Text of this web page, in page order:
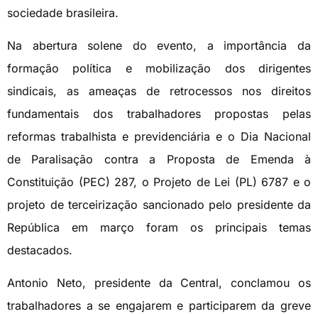
sociedade brasileira.
Na abertura solene do evento, a importância da
formação política e mobilização dos dirigentes
sindicais, as ameaças de retrocessos nos direitos
fundamentais dos trabalhadores propostas pelas
reformas trabalhista e previdenciária e o Dia Nacional
de Paralisação contra a Proposta de Emenda à
Constituição (PEC) 287, o Projeto de Lei (PL) 6787 e o
projeto de terceirização sancionado pelo presidente da
República em março foram os principais temas
destacados.
Antonio Neto, presidente da Central, conclamou os
trabalhadores a se engajarem e participarem da greve